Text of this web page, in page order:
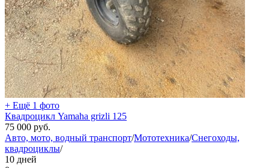
+ Ещё 1 фото
Квадроцикл Yamaha grizli 125
75 000 руб.
Авто, мото, водный транспорт/Мототехника/Снегоходы,
квадроциклы/
10 дней